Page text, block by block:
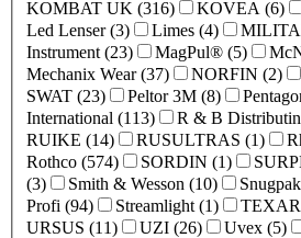
KOMBAT UK (316)
KOVEA (6)
Led Lenser (3)
Limes (4)
Instrument (23)
MagPul® (5)
Mechanix Wear (37)
NORFIN (2)
SWAT (23)
Peltor 3M (8)
International (113)
RUIKE (14)
RUSULTRAS (1)
Rothco (574)
SORDIN (1)
(3)
Smith & Wesson (10)
Profi (94)
Streamlight (1)
URSUS (11)
UZI (26) Uvex (5)